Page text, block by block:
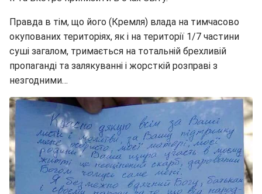
Правда в тім, що його (Кремля) влада на тимчасово
окупованих територіях, як і на території 1/7 частини
суші загалом, тримається на тотальній брехливій
пропаганді та залякуванні і жорсткій розправі з
незгодними…